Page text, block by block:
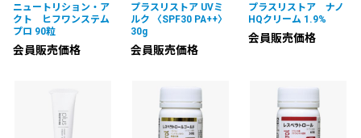
ニュートリション・ア
クト ヒフワンステム
プロ 90粒
会員販売価格
プラスリストア UVミ
ルク 〈SPF30 PA++〉
30g
会員販売価格
プラスリストア ナノ
HQクリーム 1.9%
会員販売価格